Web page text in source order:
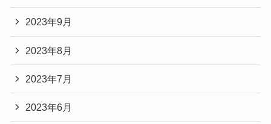
2023年9月
2023年8月
2023年7月
2023年6月